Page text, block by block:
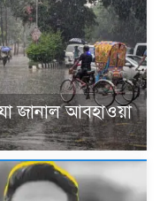
জানাল আবহাওয়া